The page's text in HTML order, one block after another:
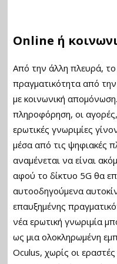
Online ή
Από την άλλη πλευρά, το
πραγματικότητα από
με κοινωνική
πληροφόρηση, οι αγορές,
ερωτικές γνωριμίες
μέσα από τις ψηφιακές
αναμένεται να είναι
αφού το δίκτυο 5G θα
αυτοοδηγούμενα
επαυξημένης
νέα ερωτική γνωριμία
ως μια ολοκληρωμένη
Oculus, χωρίς οι